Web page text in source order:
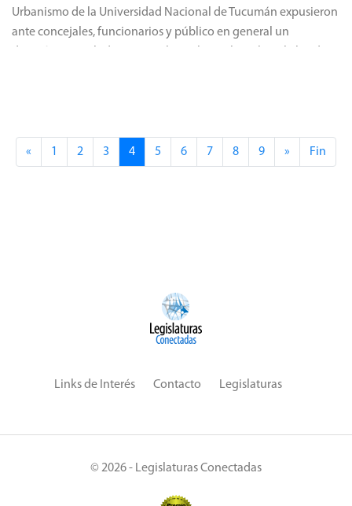
Urbanismo de la Universidad Nacional de Tucumán expusieron
ante concejales, funcionarios y público en general un
« 1 2 3 4 5 6 7 8 9 » Fin
Links de Interés Contacto Legislaturas
© 2026 - Legislaturas Conectadas